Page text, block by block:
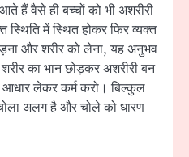
हैं वैसे ही बच्चों को भी अशरीरी
में स्थित होकर फिर व्यक्त
और शरीर को लेना, यह अनुभव
का भान छोड़कर अशरीरी बन
लेकर कर्म करो। बिल्कुल
अलग है और चोले को धारण